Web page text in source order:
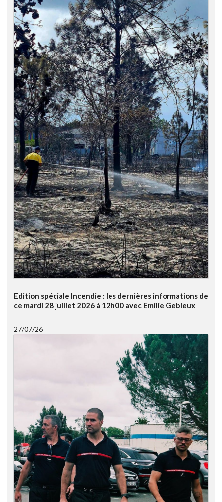
Edition spéciale Incendie : les dernières informations de
ce mardi 28 juillet 2026 à 12h00 avec Emilie Gebleux
27/07/26